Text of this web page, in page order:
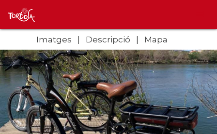
Imatges Descripció Mapa